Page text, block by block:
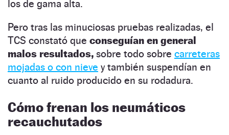
los de gama alta.
Pero tras las minuciosas pruebas realizadas, el
TCS constató que conseguían en general
malos resultados, sobre todo sobre carreteras
mojadas o con nieve y también suspendían en
cuanto al ruido producido en su rodadura.
Cómo frenan los neumáticos
recauchutados